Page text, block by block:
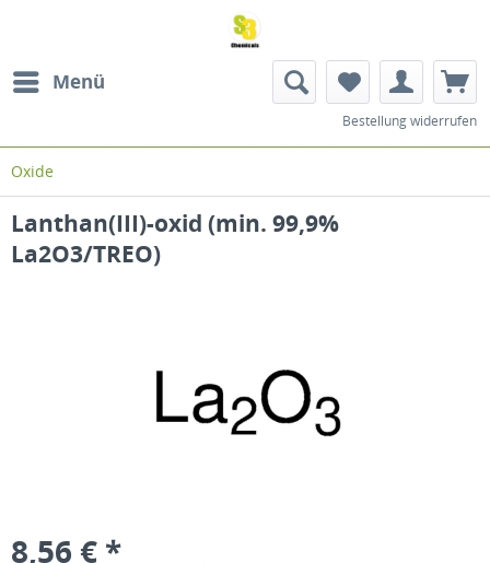
Menü
Bestellung widerrufen
Oxide
Lanthan(III)-oxid (min. 99,9%
La2O3/TREO)
8,56 € *